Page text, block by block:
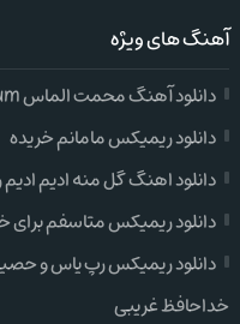
آهنگ های ویژه
دانلود آهنگ محمت الماس gidene yakıyorum
دانلود ریمیکس مامانم خریده
دانلود اهنگ گل منه ادیم
دانلود ریمیکس متاسفم برای
دانلود ریمیکس رپ یاس و
خداحافظ غریبی